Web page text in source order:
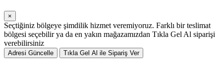
×
Seçtiğiniz bölgeye şimdilik hizmet veremiyoruz. Farklı bir teslimat
bölgesi seçebilir ya da en yakın mağazamızdan Tıkla Gel Al siparişi
verebilirsiniz
Adresi Güncelle Tıkla Gel Al ile Sipariş Ver